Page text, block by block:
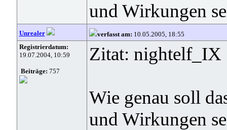
und Wirkungen
Unrealer verfasst am: 10.05.2005, 18:55
Registrierdatum:
19.07.2004, 10:59
Beiträge: 757
Zitat: nightelf_IX
Wie genau soll
und Wirkungen